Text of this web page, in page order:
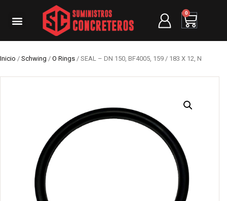
0
Inicio / Schwing / O Rings / SEAL – DN 150, BF4005, 159 / 183 X 12, N